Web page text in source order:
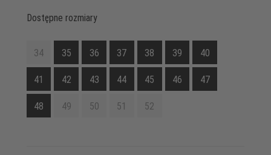
Dostępne rozmiary
34 35 36 37 38 39 40
41 42 43 44 45 46 47
48 49 50 51 52